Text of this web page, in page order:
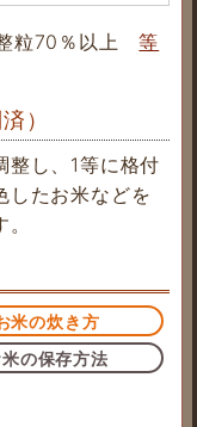
粒70％以上等
）
整し、1等に格付
したお米などを
米の炊き方
の保存方法